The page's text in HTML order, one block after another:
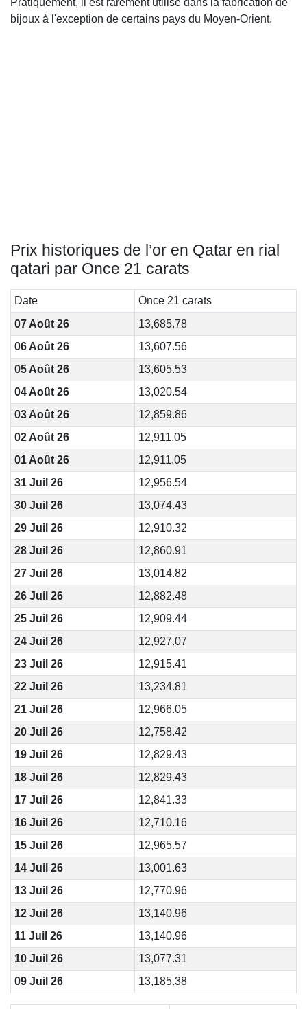
Pratiquement, il est rarement utilisé dans la fabrication de
bijoux à l'exception de certains pays du Moyen-Orient.
Prix historiques de l’or en Qatar en rial
qatari par Once 21 carats
Date
Once 21 carats
07 Août 26
13,685.78
06 Août 26
13,607.56
05 Août 26
13,605.53
04 Août 26
13,020.54
03 Août 26
12,859.86
02 Août 26
12,911.05
01 Août 26
12,911.05
31 Juil 26
12,956.54
30 Juil 26
13,074.43
29 Juil 26
12,910.32
28 Juil 26
12,860.91
27 Juil 26
13,014.82
26 Juil 26
12,882.48
25 Juil 26
12,909.44
24 Juil 26
12,927.07
23 Juil 26
12,915.41
22 Juil 26
13,234.81
21 Juil 26
12,966.05
20 Juil 26
12,758.42
19 Juil 26
12,829.43
18 Juil 26
12,829.43
17 Juil 26
12,841.33
16 Juil 26
12,710.16
15 Juil 26
12,965.57
14 Juil 26
13,001.63
13 Juil 26
12,770.96
12 Juil 26
13,140.96
11 Juil 26
13,140.96
10 Juil 26
13,077.31
09 Juil 26
13,185.38